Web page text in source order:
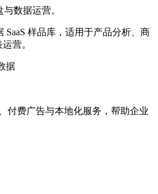
数据运营。
SaaS 样品库，适用于产品分析、商
营。
据
付费广告与本地化服务，帮助企业